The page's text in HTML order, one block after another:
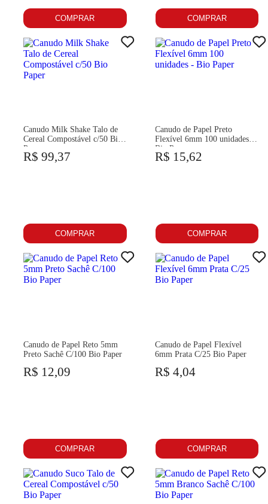
COMPRAR COMPRAR
Canudo Milk Shake Talo de
Cereal Compostável c/50 Bio
Paper
R$ 99,37
COMPRAR
Canudo de Papel Preto
Flexível 6mm 100 unidades -
Bio Paper
R$ 15,62
COMPRAR
Canudo de Papel Reto 5mm
Preto Sachê C/100 Bio Paper
R$ 12,09
COMPRAR
Canudo de Papel Flexível
6mm Prata C/25 Bio Paper
R$ 4,04
COMPRAR